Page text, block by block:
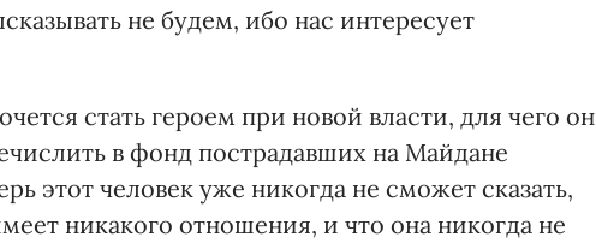
не будем, ибо нас интересует
стать героем при новой власти, для чего он
в фонд пострадавших на Майдане
этот человек уже никогда не сможет сказать,
никакого отношения, и что она никогда не